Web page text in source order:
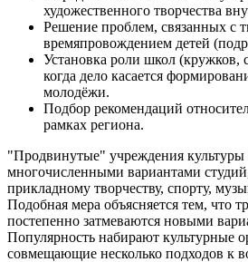
художественного творчества
Решение проблем, связанных с
времяпровождением детей
Установка роли школ (кружков,
когда дело касается
молодёжи.
Подбор рекомендаций
рамках региона.
"Продвинутые" учреждения культуры
многочисленными вариантами
прикладному творчеству, спорту,
Подобная мера объясняется тем, что
постепенно затмеваются новыми
Популярность набирают культурные
совмещающие несколько подходов к